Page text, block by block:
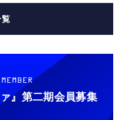
』 第二期会員募集